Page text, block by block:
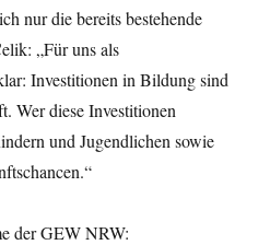
nur die bereits bestehende
„Für uns als
Investitionen in Bildung sind
Wer diese Investitionen
und Jugendlichen sowie
der GEW NRW: